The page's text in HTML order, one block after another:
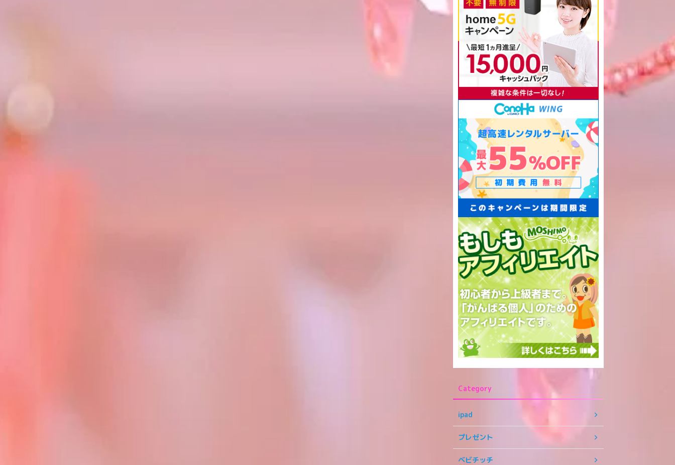
Category
ipad
プレゼント
ベビチッチ